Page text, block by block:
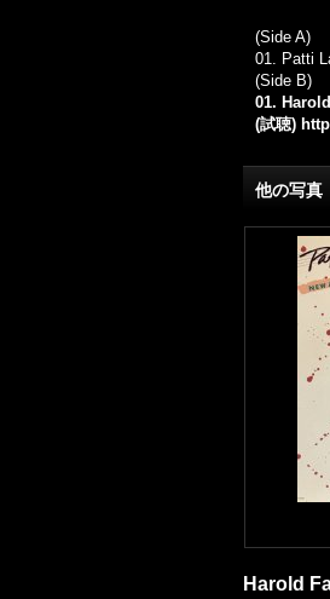
(Side A)
01. Patti
(Side B)
01.
(試聴)
他の写真
Harold